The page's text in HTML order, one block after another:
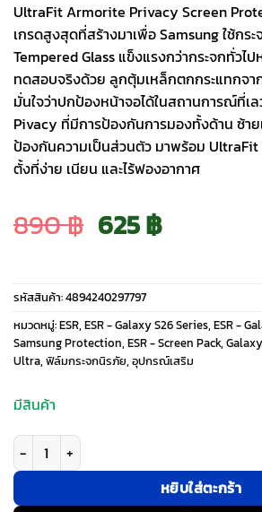
UltraFit Armorite Privacy Screen
เกรดสูงสุดที่สร้างมาเพื่อ Samsung ใช้กร
Tempered Glass แข็งแรงกว่ากระจกทั่วไป
ทดสอบจริงด้วย ลูกตุ้มเหล็กตกกระแทกจาก
มั่นใจว่าปกป้องหน้าจอได้ในสถานการณ์ที่เ
Pivacy ที่มีการป้องกันการมองทั้งด้าน ซ้าย
ป้องกันความเป็นส่วนตัว มาพร้อม
ตั้งที่ง่าย เนียน และไร้ฟองอากาศ
890฿ Original
price
was:
890 ฿.
625฿Current
price
is:
625 ฿.
รหัสสินค้า:4894240297797
หมวดหมู่:ESR, ESR - Galaxy S26 Series, ESR -
Samsung Protection, ESR - Screen Pack,
Ultra, ฟิล์มกระจกนิรภัย, อุปกรณ์เสริม
มีสินค้า
จำนวน ESR รุ่น UltraFit Armorite® Screen
หยิบใส่ตะกร้า